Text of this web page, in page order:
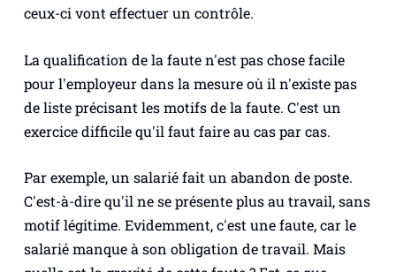
ceux-ci vont effectuer un contrôle.
La qualification de la faute n'est pas chose facile
pour l'employeur dans la mesure où il n'existe pas
de liste précisant les motifs de la faute. C'est un
exercice difficile qu'il faut faire au cas par cas.
Par exemple, un salarié fait un abandon de poste.
C'est-à-dire qu'il ne se présente plus au travail, sans
motif légitime. Evidemment, c'est une faute, car le
salarié manque à son obligation de travail. Mais